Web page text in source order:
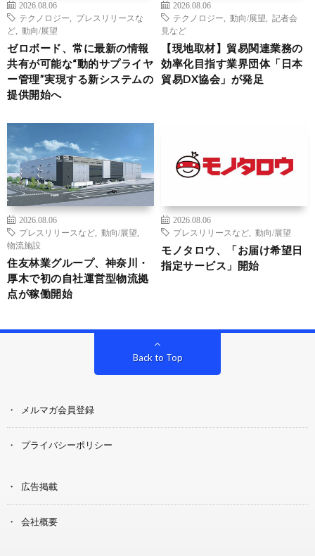
2026.08.06
テクノロジー
プレスリリースな
ど
動向/展望
ゼロボード、常に最新の情報
共有が可能な“動的サプライヤ
ー管理”実現する新システムの
提供開始へ
2026.08.06
テクノロジー
動向/展望
記者会
見など
【現地取材】貿易関連業務の
効率化目指す業界団体「日本
貿易DX協会」が発足
2026.08.06
プレスリリースなど
動向/展望
物流施設
住友林業グループ、神奈川・
厚木で初の自社運営型物流拠
点が稼働開始
2026.08.06
プレスリリースなど
動向/展望
モノタロウ、「お届け希望日
指定サービス」開始
Back to Top
メルマガ会員登録
プライバシーポリシー
広告掲載
会社概要